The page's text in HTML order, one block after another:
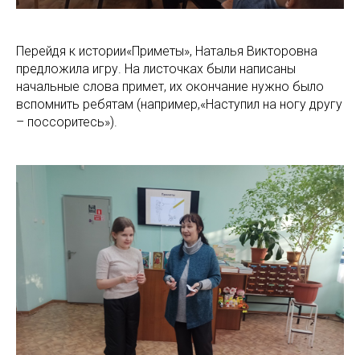
Перейдя к истории«Приметы», Наталья Викторовна
предложила игру. На листочках были написаны
начальные слова примет, их окончание нужно было
вспомнить ребятам (например,«Наступил на ногу другу
– поссоритесь»).